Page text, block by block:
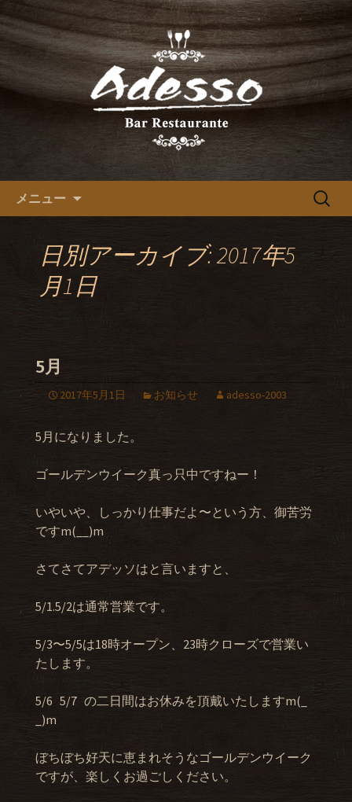
北新地でスペイン料理が人気の
レストランバーAdessoのブロ
レストランバーAdessoの最新情報をお
届けします。
メニュー
検
日別アーカイブ: 2017年5
月1日
5月
2017年5月1日 お知らせ adesso-2003
5月になりました。
ゴールデンウイーク真っ只中ですねー！
いやいや、しっかり仕事だよ〜という方、御苦労
ですm(__)m
さてさてアデッソはと言いますと、
5/1.5/2は通常営業です。
5/3〜5/5は18時オープン、23時クローズで営業い
たします。
5/6 5/7 の二日間はお休みを頂戴いたしますm(_
_)m
ぼちぼち好天に恵まれそうなゴールデンウイーク
ですが、楽しくお過ごしください。